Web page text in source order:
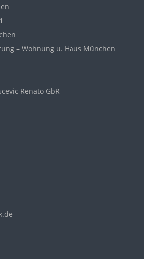
– Wohnung u. Haus München
Renato GbR